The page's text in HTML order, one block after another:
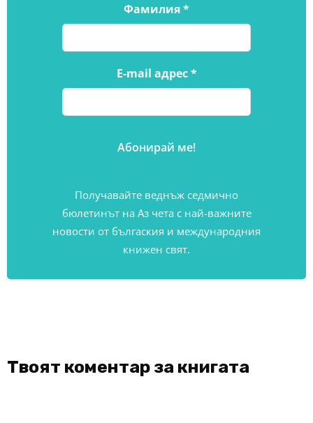
Фамилия*
E-mail адрес*
Получавайте веднъж седмично
бюлетинът на Аз чета с най-важните
новости от бългаския и международния
книжен свят.
Твоят коментар за книгата